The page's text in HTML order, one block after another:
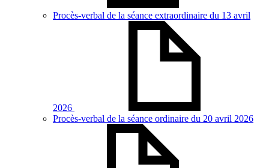
Procès-verbal de la séance extraordinaire du 13 avril
2026
Procès-verbal de la séance ordinaire du 20 avril 2026